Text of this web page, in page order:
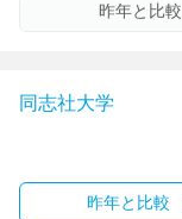
昨年と比較
同志社大学
昨年と比較